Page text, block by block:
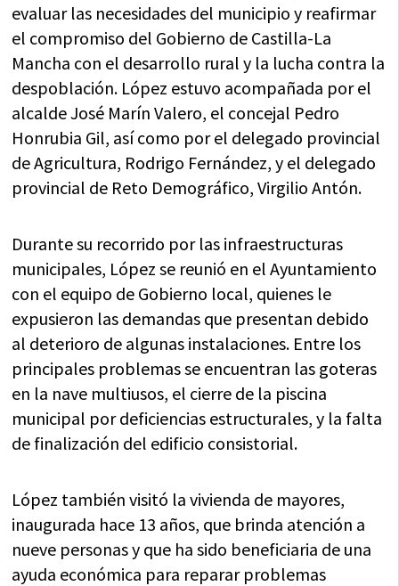
evaluar las necesidades del municipio y reafirmar
el compromiso del Gobierno de Castilla-La
Mancha con el desarrollo rural y la lucha contra la
despoblación. López estuvo acompañada por el
alcalde José Marín Valero, el concejal Pedro
Honrubia Gil, así como por el delegado provincial
de Agricultura, Rodrigo Fernández, y el delegado
provincial de Reto Demográfico, Virgilio Antón.
Durante su recorrido por las infraestructuras
municipales, López se reunió en el Ayuntamiento
con el equipo de Gobierno local, quienes le
expusieron las demandas que presentan debido
al deterioro de algunas instalaciones. Entre los
principales problemas se encuentran las goteras
en la nave multiusos, el cierre de la piscina
municipal por deficiencias estructurales, y la falta
de finalización del edificio consistorial.
López también visitó la vivienda de mayores,
inaugurada hace 13 años, que brinda atención a
nueve personas y que ha sido beneficiaria de una
ayuda económica para reparar problemas